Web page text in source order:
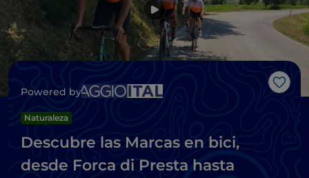
Me
Powered by
Naturaleza
Descubre las Marcas en bici,
desde Forca di Presta hasta